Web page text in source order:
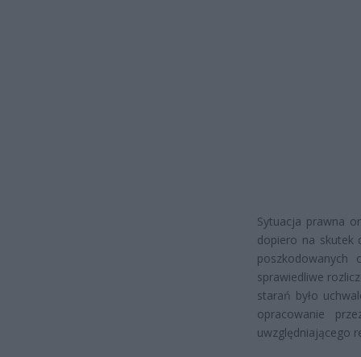
Sytuacja prawna
dopiero na skutek
sprawiedliwe
starań było
opracowanie
uwzględniającego